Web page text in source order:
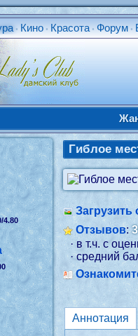
• Кино • Красота •Форум •
4.80
Гиблое
Загрузить
Отзывов:3
· в т.ч. с
· средний
Аннотация